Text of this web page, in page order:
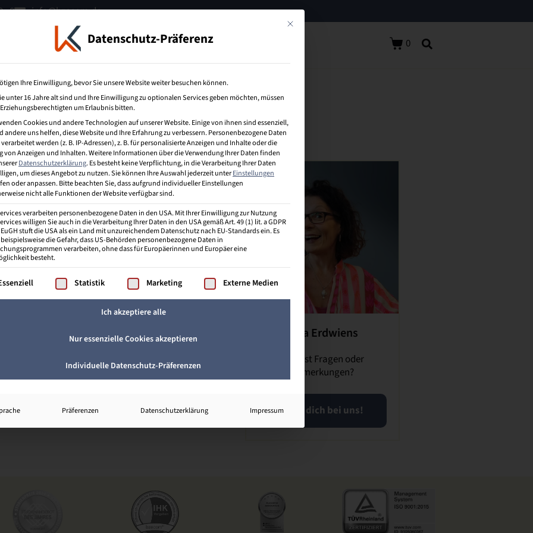
- 0 info@bzecom.de
IT-Weiterbildung Über uns 0
können.
Inka Erdwiens
Du hast Fragen oder
Anmerkungen?
Meld dich bei uns!
Mit diesem Button wird der Dialog geschlossen. Seine Funktionalität ist identisch
Datenschutz-Präferenz
Ihre Einwilligung, bevor Sie unsere Website weiter besuchen können.
unter 16 Jahre alt sind und Ihre Einwilligung zu optionalen Services geben möchten, müssen
um Erlaubnis bitten.
Cookies und andere Technologien auf unserer Website. Einige von ihnen sind essenziell,
andere uns helfen, diese Website und Ihre Erfahrung zu verbessern.Personenbezogene Daten
werden (z. B. IP-Adressen), z. B. für personalisierte Anzeigen und Inhalte oder die
von Anzeigen und Inhalten.Weitere Informationen über die Verwendung Ihrer Daten finden
Datenschutzerklärung.Es besteht keine Verpflichtung, in die Verarbeitung Ihrer Daten
um dieses Angebot zu nutzen.Sie können Ihre Auswahl jederzeit unterEinstellungen
oder anpassen.Bitte beachten Sie, dass aufgrund individueller Einstellungen
nicht alle Funktionen der Website verfügbar sind.
verarbeiten personenbezogene Daten in den USA. Mit Ihrer Einwilligung zur Nutzung
willigen Sie auch in die Verarbeitung Ihrer Daten in den USA gemäß Art. 49 (1) lit. a GDPR
stuft die USA als ein Land mit unzureichendem Datenschutz nach EU-Standards ein. Es
die Gefahr, dass US-Behörden personenbezogene Daten in
verarbeiten, ohne dass für Europäerinnen und Europäer eine
besteht.
eine Liste der Service-Gruppen, für die eine Einwilligung erteilt werden kann. Die erste Service-Gruppe ist essenziell und kann
Statistik Marketing Externe Medien
Ich akzeptiere alle
Nur essenzielle Cookies akzeptieren
Individuelle Datenschutz-Präferenzen
Präferenzen Datenschutzerklärung Impressum